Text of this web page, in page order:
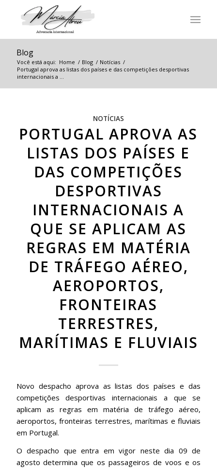
Blog
Você está aqui: Home / Blog / Notícias /
Portugal aprova as listas dos países e das competições desportivas
internacionais a ...
NOTÍCIAS
PORTUGAL APROVA AS
LISTAS DOS PAÍSES E
DAS COMPETIÇÕES
DESPORTIVAS
INTERNACIONAIS A
QUE SE APLICAM AS
REGRAS EM MATÉRIA
DE TRÁFEGO AÉREO,
AEROPORTOS,
FRONTEIRAS
TERRESTRES,
MARÍTIMAS E FLUVIAIS
Novo despacho aprova as listas dos países e das
competições desportivas internacionais a que se
aplicam as regras em matéria de tráfego aéreo,
aeroportos, fronteiras terrestres, marítimas e fluviais
em Portugal.
O despacho que entra em vigor neste dia 09 de
agosto determina que os passageiros de voos e os